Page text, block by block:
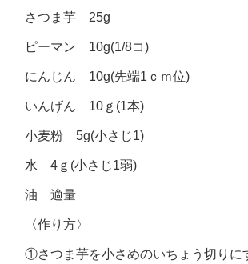
さつま芋 25g
ピーマン 10g(1/8コ)
にんじん 10g(先端1ｃｍ位)
いんげん 10ｇ(1本)
小麦粉 5g(小さじ1)
水 4ｇ(小さじ1弱)
油 適量
〈作り方〉
①さつま芋を小さめのいちょう切りに